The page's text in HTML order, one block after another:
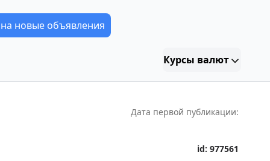
новые объявления
Курсы валют
Дата первой публикации:
id: 977561